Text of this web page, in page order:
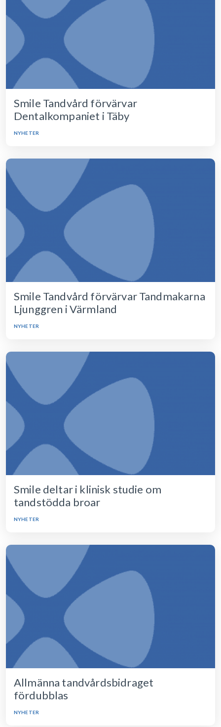
Smile Tandvård förvärvar
Dentalkompaniet i Täby
NYHETER
Smile Tandvård förvärvar Tandmakarna
Ljunggren i Värmland
NYHETER
Smile deltar i klinisk studie om
tandstödda broar
NYHETER
Allmänna tandvårdsbidraget
fördubblas
NYHETER